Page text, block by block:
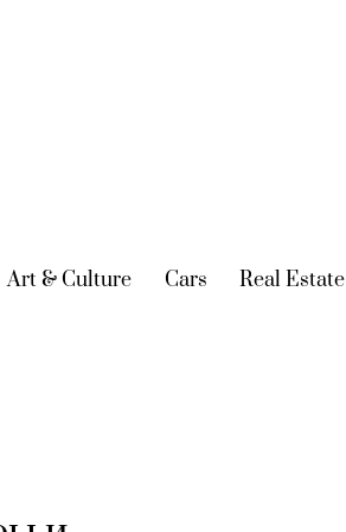
Art & Culture (current)
Cars (current)
Real Estate